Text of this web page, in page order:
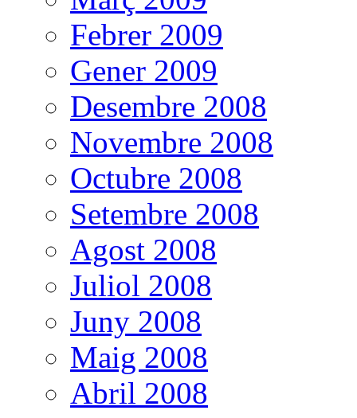
Febrer 2009
Gener 2009
Desembre 2008
Novembre 2008
Octubre 2008
Setembre 2008
Agost 2008
Juliol 2008
Juny 2008
Maig 2008
Abril 2008